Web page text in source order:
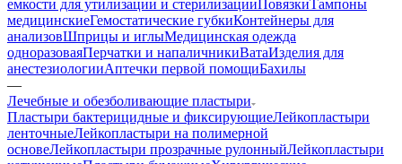
емкости для утилизации и стерилизацииПовязкиТампоны
медицинскиеГемостатические губкиКонтейнеры для
анализовШприцы и иглыМедицинская одежда
одноразоваяПерчатки и напаличникиВатаИзделия для
анестезиологииАптечки первой помощиБахилы
—
Лечебные и обезболивающие пластыри
Пластыри бактерицидные и фиксирующиеЛейкопластыри
ленточныеЛейкопластыри на полимерной
основеЛейкопластыри прозрачные рулонныйЛейкопластыри